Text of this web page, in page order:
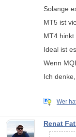
Solange
MT5 ist
MT4 hinkt
Ideal ist
Wenn
Ich
Wer
Renat